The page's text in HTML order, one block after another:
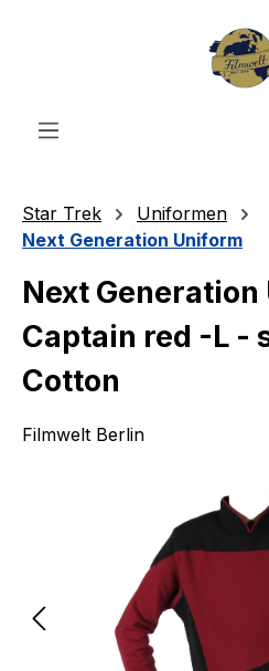
Star Trek
Uniformen
Next Generation Uniform
Next
Captain red -L -
Cotton
Filmwelt Berlin